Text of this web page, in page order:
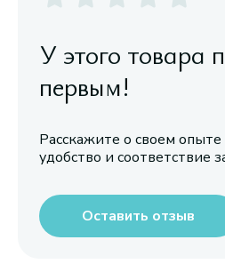
У этого товара
первым!
Расскажите о своем
удобство и соответствие
Оставить отзыв